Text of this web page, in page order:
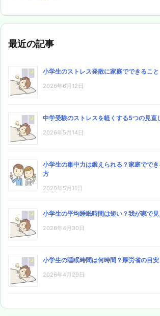
最近の記事
小学生のストレス発散に家庭でできること
2026年6月12日
中学受験のストレスを軽くする5つの見直
2026年5月14日
小学生の集中力は鍛えられる？家庭でで
方
2026年5月11日
小学生の平均睡眠時間は短い？我が家で
2026年4月30日
小学生の睡眠時間は何時間？厚労省の目
2026年4月29日